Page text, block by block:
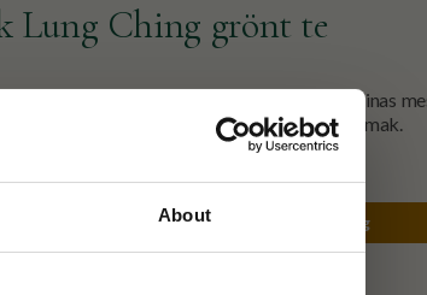
About
Lung Ching grönt te
grönt te från Zhejiang i Kina. Det är ett av Kinas
har en frisk karaktär och en söt eftersmak.
250g 1kg